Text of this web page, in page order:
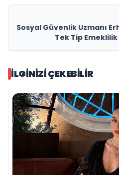
Sosyal Güvenlik Uzmanı
Tek Tip
İLGINIZI ÇEKEBILIR